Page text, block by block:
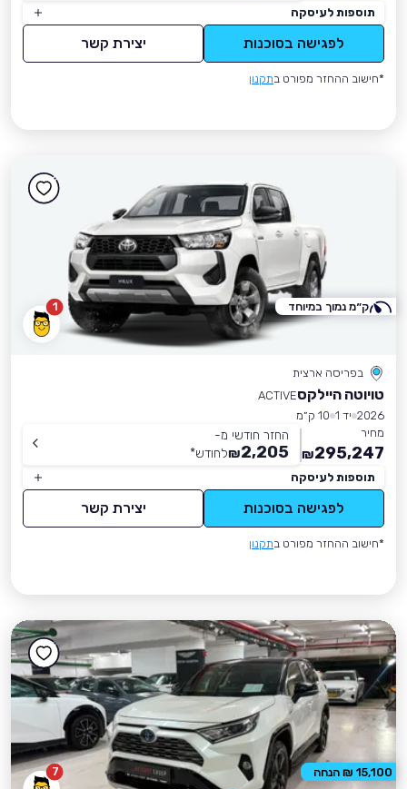
תוספות לעיסקה
לפגישה בסוכנות יצירת קשר
*חישוב ההחזר מפורט בתקנון
1
בפריסה ארצית
טויוטה היילקסACTIVE
2026 יד 1
10 ק״מ
מחיר
295,247
₪
החזר חודשי מ-
2,205
₪לחודש*
תוספות לעיסקה
לפגישה בסוכנות יצירת קשר
*חישוב ההחזר מפורט בתקנון
ק״מ נמוך במיוחד
7 15,100 ₪ הנחה